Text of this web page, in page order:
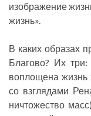
изображение
жизнь».
В каких образах
Благово? Их три:
воплощена жизнь
со взглядами
ничтожество